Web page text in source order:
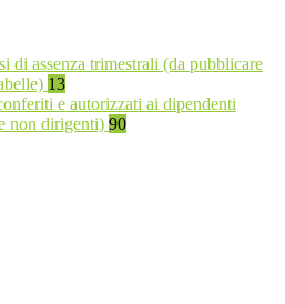
di assenza trimestrali (da pubblicare
13
e autorizzati ai dipendenti
non dirigenti) 90